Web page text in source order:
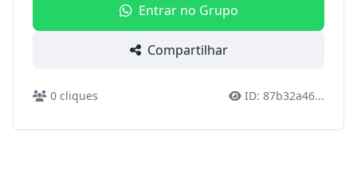
Entrar no Grupo
Compartilhar
0 cliques ID: 87b32a46...